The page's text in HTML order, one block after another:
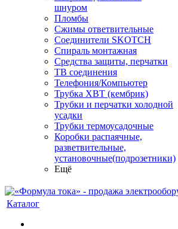
шнуром
Пломбы
Сжимы ответвительные
Соединители SKOTCH
Спираль монтажная
Средства защиты, перчатки
ТВ соединения
Телефония/Компьютер
Трубка ХВТ (кембрик)
Трубки и перчатки холодной
усадки
Трубки термоусадочные
Коробки распаячные,
разветвительные,
установочные(подрозетники)
Ещё
Каталог